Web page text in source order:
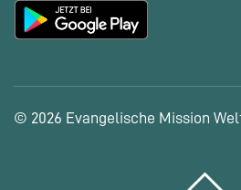
© 2026 Evangelische Mission